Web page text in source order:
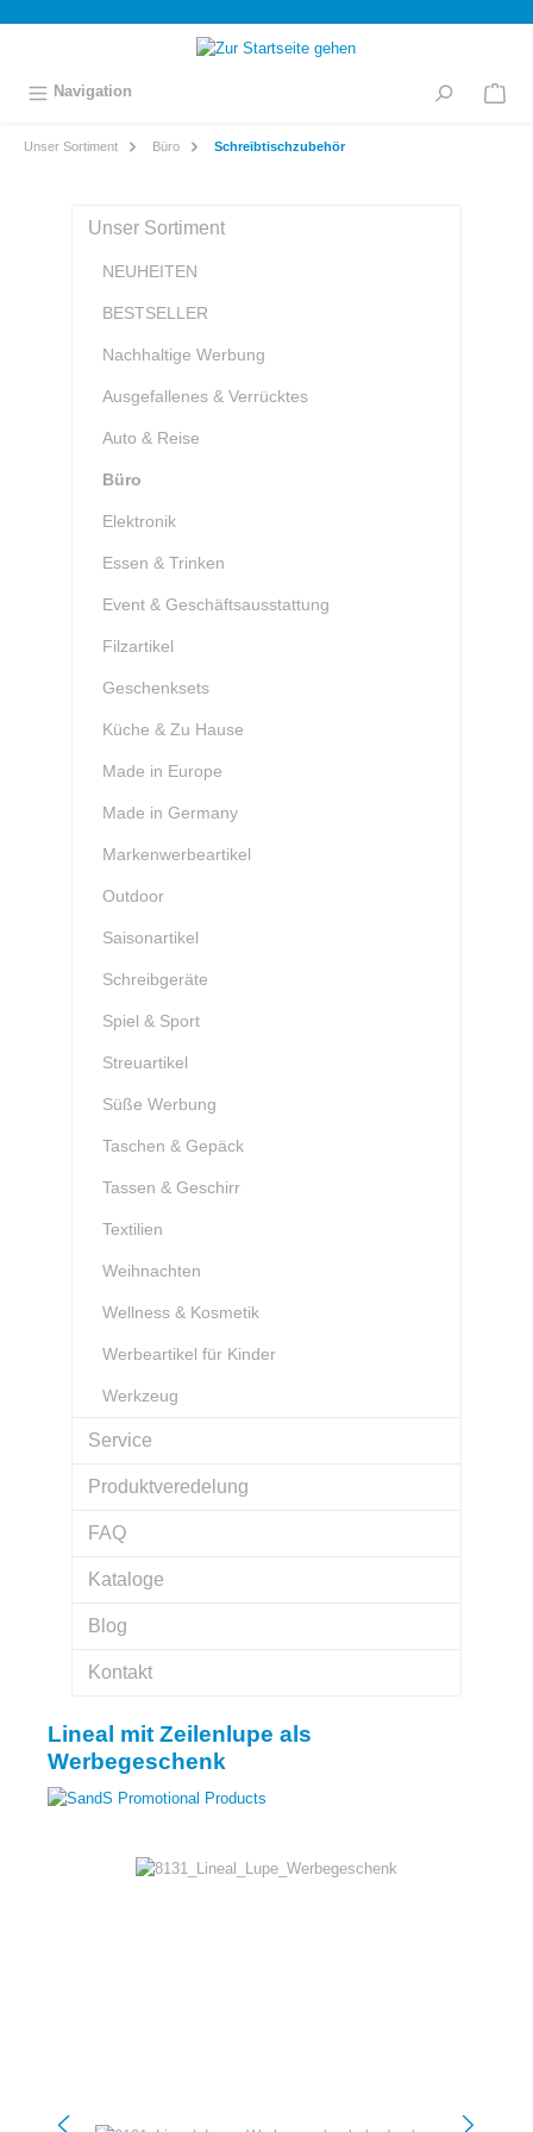
springen
Navigation
Unser Sortiment Büro Schreibtischzubehör
Unser Sortiment
NEUHEITEN
BESTSELLER
Nachhaltige Werbung
Ausgefallenes & Verrücktes
Auto & Reise
Büro
Elektronik
Essen & Trinken
Event & Geschäftsausstattung
Filzartikel
Geschenksets
Küche & Zu Hause
Made in Europe
Made in Germany
Markenwerbeartikel
Outdoor
Saisonartikel
Schreibgeräte
Spiel & Sport
Streuartikel
Süße Werbung
Taschen & Gepäck
Tassen & Geschirr
Textilien
Weihnachten
Wellness & Kosmetik
Werbeartikel für Kinder
Werkzeug
Service
Produktveredelung
FAQ
Kataloge
Blog
Kontakt
Lineal mit Zeilenlupe als
Werbegeschenk